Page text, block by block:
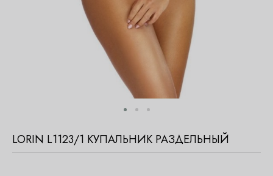
LORIN L1123/1 КУПАЛЬНИК РАЗДЕЛЬНЫЙ